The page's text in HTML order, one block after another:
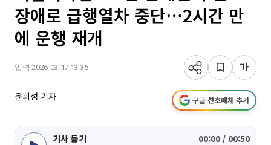
장애로 급행열차 중단⋯2시간 만
에 운행 재개
입력 2026-03-17 13:36
윤희성 기자 구글 선호매체 추가
기사 듣기 00:00 / 00:50